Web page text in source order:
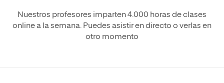
Nuestros profesores imparten 4.000 horas de clases
online a la semana. Puedes asistir en directo o verlas en
otro momento